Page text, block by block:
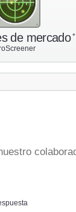
de mercado*